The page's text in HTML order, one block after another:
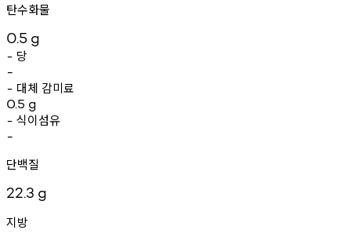
탄수화물
0.5 g
- 당
-
- 대체 감미료
0.5 g
- 식이섬유
-
단백질
22.3 g
지방